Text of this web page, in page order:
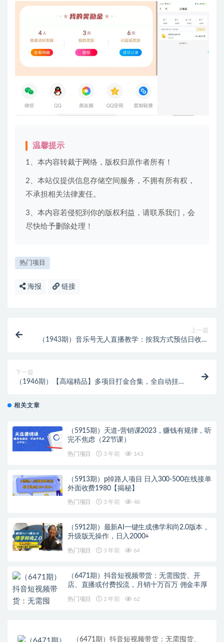
温馨提示
1、本内容转裁于网络，版权归原作者所有！
2、本站仅提供信息存储空间服务，不拥有所有权，
不承担相关法律麦任。
3、本内容若侵犯到你的版权利益，请联系我们，会
尽快给予删除处理！
热门项目
海报 链接
上一篇
（1943期）音乐号无人直播教学：按我方式预估日收益
下一篇
（1946期）【高端精品】多项目打金合集，全自动挂机
相关文章
（5915期）天道-营销课2023，赚钱有规律，听
完不焦虑（22节课）
热门项目 3 年前 143
（5913期）p掉路人项目 日入300-500在线接单
外面收费1980【揭秘】
热门项目 3 年前 48
（5912期）最新AI一键生成佛学和尚2.0版本，
升级版无操作，日入2000+
热门项目 3 年前 64
（6471期）抖音短视频带货：无需囤货、开
店、直播或付费投流，月销十万百万 佣金丰厚
热门项目 2 年前 62
（6471期）抖音短视频带货：无需囤货、